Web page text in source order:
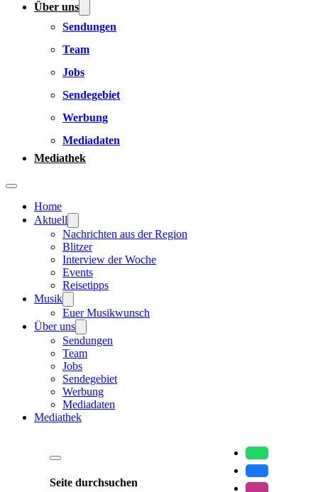
Über uns
Sendungen
Team
Jobs
Sendegebiet
Werbung
Mediadaten
Mediathek
Home
Aktuell
Nachrichten aus der Region
Blitzer
Interview der Woche
Events
Reisetipps
Musik
Euer Musikwunsch
Über uns
Sendungen
Team
Jobs
Sendegebiet
Werbung
Mediadaten
Mediathek
Seite durchsuchen